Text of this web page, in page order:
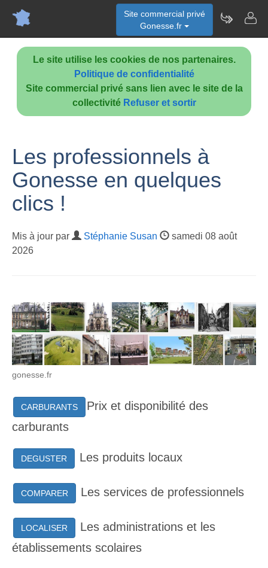
Le site utilise les cookies de nos partenaires.
Politique de confidentialité
Site commercial privé sans lien avec le site de la
collectivité Refuser et sortir
Site commercial privé
Gonesse.fr
Les professionnels à
Gonesse en quelques
clics !
Mis à jour par Stéphanie Susan
samedi 08 août
2026
gonesse.fr
CARBURANTS
Prix et disponibilité des
carburants
DEGUSTER Les produits locaux
COMPARER Les services de professionnels
LOCALISER
Les administrations et les
établissements scolaires